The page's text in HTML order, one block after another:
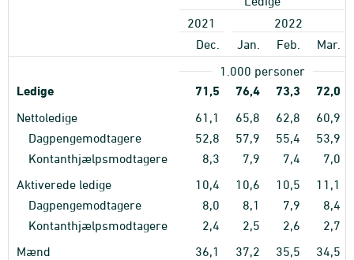
2021
2022
Dec.
Jan. Feb.
Mar.
1.000 personer
Ledige 71,5 76,4 73,3 72,0
Nettoledige 61,1 65,8 62,8
60,9
Dagpengemodtagere
52,8 57,9 55,4
53,9
Kontanthjælpsmodtagere
8,3 7,9 7,4
7,0
Aktiverede ledige
10,4 10,6 10,5
11,1
Dagpengemodtagere
8,0 8,1 7,9
8,4
Kontanthjælpsmodtagere
2,4 2,5 2,6
2,7
Mænd
36,1 37,2 35,5
34,5